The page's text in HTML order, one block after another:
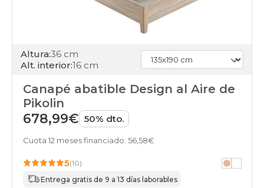
Altura:36 cm
Alt. interior:16 cm
Canapé abatible Design al Aire de
Pikolin
678,99€ 50% dto.
Cuota 12 meses financiado: 56,58€
5(10)
Entrega gratis de 9 a 13 días laborables